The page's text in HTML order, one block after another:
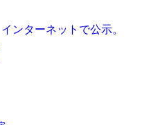
ンターネットで公示。